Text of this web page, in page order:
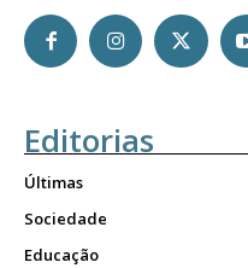
Editorias
Últimas
Sociedade
Educação